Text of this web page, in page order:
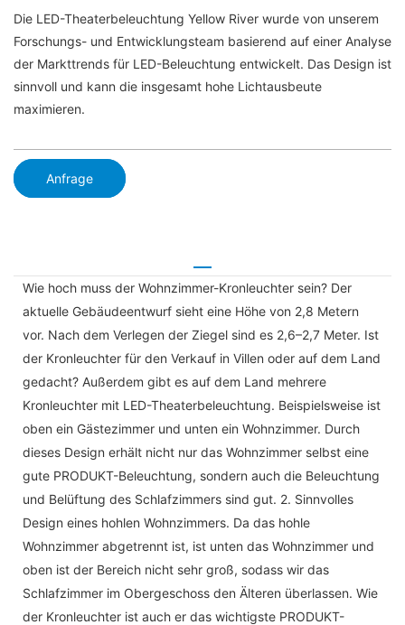
Die LED-Theaterbeleuchtung Yellow River wurde von unserem
Forschungs- und Entwicklungsteam basierend auf einer Analyse
der Markttrends für LED-Beleuchtung entwickelt. Das Design ist
sinnvoll und kann die insgesamt hohe Lichtausbeute
maximieren.
Anfrage
Wie hoch muss der Wohnzimmer-Kronleuchter sein? Der
aktuelle Gebäudeentwurf sieht eine Höhe von 2,8 Metern
vor. Nach dem Verlegen der Ziegel sind es 2,6–2,7 Meter. Ist
der Kronleuchter für den Verkauf in Villen oder auf dem Land
gedacht? Außerdem gibt es auf dem Land mehrere
Kronleuchter mit LED-Theaterbeleuchtung. Beispielsweise ist
oben ein Gästezimmer und unten ein Wohnzimmer. Durch
dieses Design erhält nicht nur das Wohnzimmer selbst eine
gute PRODUKT-Beleuchtung, sondern auch die Beleuchtung
und Belüftung des Schlafzimmers sind gut. 2. Sinnvolles
Design eines hohlen Wohnzimmers. Da das hohle
Wohnzimmer abgetrennt ist, ist unten das Wohnzimmer und
oben ist der Bereich nicht sehr groß, sodass wir das
Schlafzimmer im Obergeschoss den Älteren überlassen. Wie
der Kronleuchter ist auch er das wichtigste PRODUKT-